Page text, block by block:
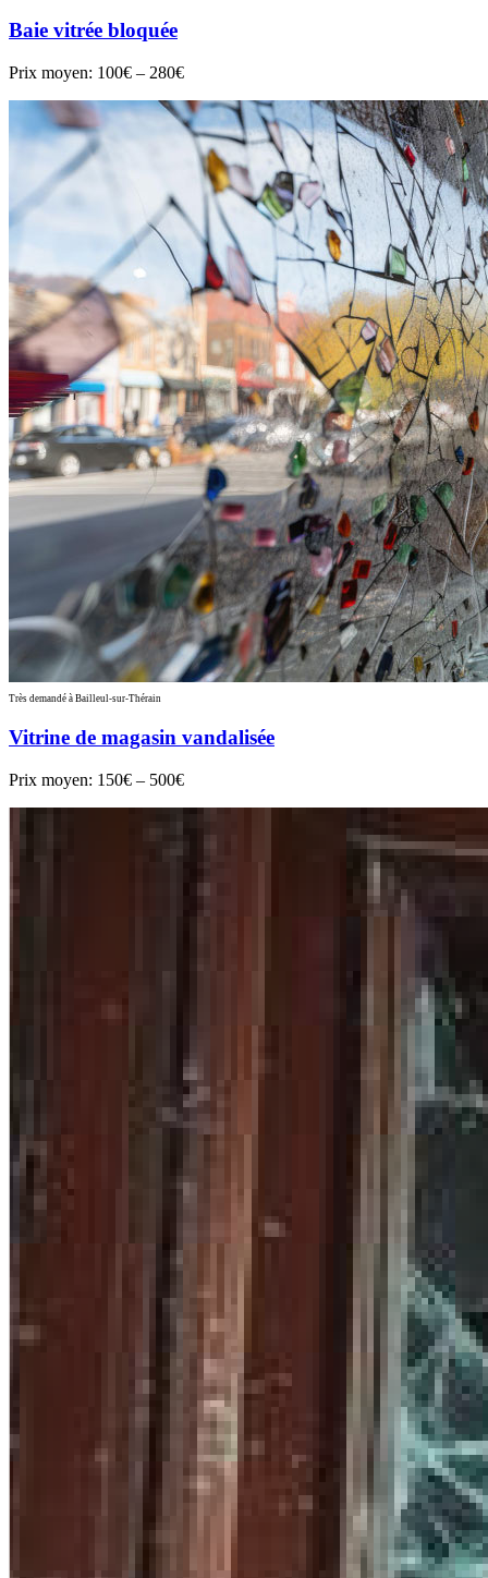
Baie vitrée bloquée
Prix moyen: 100€ – 280€
Très demandé à Bailleul-sur-Thérain
Vitrine de magasin vandalisée
Prix moyen: 150€ – 500€